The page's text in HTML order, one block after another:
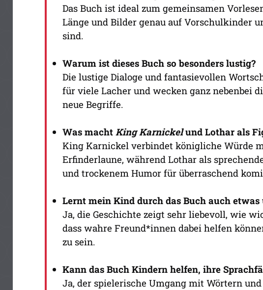
Das Buch ist ideal zum gemeinsamen
Länge und Bilder genau auf Vorschulkinder
sind.
Warum ist dieses Buch so besonders lustig?
Die lustige Dialoge und fantasievollen
für viele Lacher und wecken ganz nebenbei
neue Begriffe.
Was macht King Karnickelund Lothar als
King Karnickel verbindet königliche Würde
Erfinderlaune, während Lothar als
und trockenem Humor für überraschend
Lernt mein Kind durch das Buch auch etwas
Ja, die Geschichte zeigt sehr liebevoll, wie
dass wahre Freund*innen dabei helfen
zu sein.
Kann das Buch Kindern helfen, ihre
Ja, der spielerische Umgang mit Wörtern